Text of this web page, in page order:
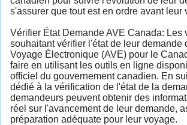
s'assurer que tout est en ordre avant leur
Vérifier État Demande AVE Canada: Les
souhaitant vérifier l'état de leur demande
Voyage Électronique (AVE) pour le
faire en utilisant les outils en ligne
officiel du gouvernement canadien. En
dédié à la vérification de l'état de la
demandeurs peuvent obtenir des
réel sur l'avancement de leur demande,
préparation adéquate pour leur voyage.